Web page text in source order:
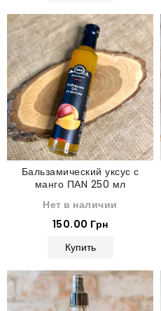
Бальзамический уксус с
манго ПАN 250 мл
Нет в наличии
150.00 Грн
Купить